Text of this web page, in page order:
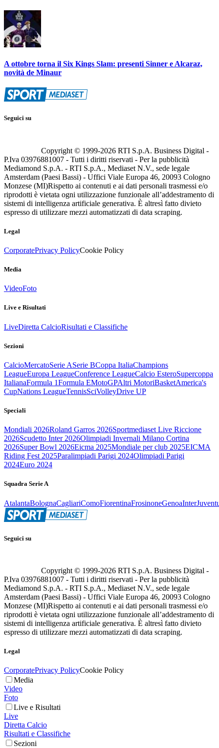
A ottobre torna il Six Kings Slam: presenti Sinner e Alcaraz,
novità de Minaur
Seguici su
Copyright © 1999-2026 RTI S.p.A. Business Digital -
P.Iva 03976881007 - Tutti i diritti riservati - Per la pubblicità
Mediamond S.p.A. - RTI S.p.A., Mediaset N.V., sede legale
Amsterdam (Paesi Bassi) - Uffici Viale Europa 46, 20093 Cologno
Monzese (MI)Rispetto ai contenuti e ai dati personali trasmessi e/o
riprodotti è vietata ogni utilizzazione funzionale all’addestramento di
sistemi di intelligenza artificiale generativa. È altresì fatto divieto
espresso di utilizzare mezzi automatizzati di data scraping.
Legal
CorporatePrivacy PolicyCookie Policy
Media
VideoFoto
Live e Risultati
LiveDiretta CalcioRisultati e Classifiche
Sezioni
CalcioMercatoSerie ASerie BCoppa ItaliaChampions
LeagueEuropa LeagueConference LeagueCalcio EsteroSupercoppa
ItalianaFormula 1Formula EMotoGPAltri MotoriBasketAmerica's
CupNations LeagueTennisSciVolleyDrive UP
Speciali
Mondiali 2026Roland Garros 2026Sportmediaset Live Riccione
2026Scudetto Inter 2026Olimpiadi Invernali Milano Cortina
2026Super Bowl 2026Eicma 2025Mondiale per club 2025EICMA
Riding Fest 2025Paralimpiadi Parigi 2024Olimpiadi Parigi
2024Euro 2024
Squadra Serie A
AtalantaBolognaCagliariComoFiorentinaFrosinoneGenoaInter
Seguici su
Copyright © 1999-2026 RTI S.p.A. Business Digital -
P.Iva 03976881007 - Tutti i diritti riservati - Per la pubblicità
Mediamond S.p.A. - RTI S.p.A., Mediaset N.V., sede legale
Amsterdam (Paesi Bassi) - Uffici Viale Europa 46, 20093 Cologno
Monzese (MI)Rispetto ai contenuti e ai dati personali trasmessi e/o
riprodotti è vietata ogni utilizzazione funzionale all’addestramento di
sistemi di intelligenza artificiale generativa. È altresì fatto divieto
espresso di utilizzare mezzi automatizzati di data scraping.
Legal
CorporatePrivacy PolicyCookie Policy
Media
Video
Foto
Live e Risultati
Live
Diretta Calcio
Risultati e Classifiche
Sezioni